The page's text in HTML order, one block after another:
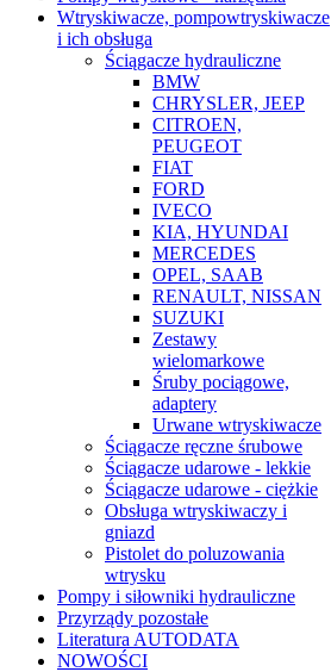
Wtryskiwacze, pompowtryskiwacze
i ich obsługa
Ściągacze hydrauliczne
BMW
CHRYSLER, JEEP
CITROEN,
PEUGEOT
FIAT
FORD
IVECO
KIA, HYUNDAI
MERCEDES
OPEL, SAAB
RENAULT, NISSAN
SUZUKI
Zestawy
wielomarkowe
Śruby pociągowe,
adaptery
Urwane wtryskiwacze
Ściągacze ręczne śrubowe
Ściągacze udarowe - lekkie
Ściągacze udarowe - ciężkie
Obsługa wtryskiwaczy i
gniazd
Pistolet do poluzowania
wtrysku
Pompy i siłowniki hydrauliczne
Przyrządy pozostałe
Literatura AUTODATA
NOWOŚCI